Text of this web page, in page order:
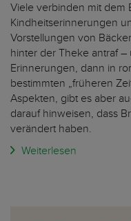
Viele verbinden mit dem
Kindheitserinnerungen
Vorstellungen von
hinter der Theke antraf
Erinnerungen, dann in
bestimmten „früheren
Aspekten, gibt es aber
darauf hinweisen, dass
verändert haben.
Weiterlesen